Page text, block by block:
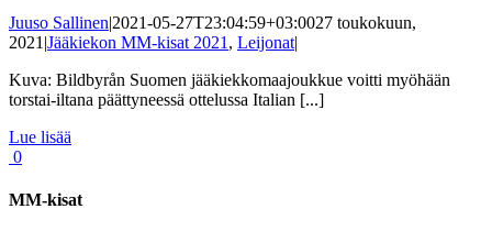
Juuso Sallinen|2021-05-27T23:04:59+03:0027 toukokuun,
2021 |Jääkiekon MM-kisat 2021 , Leijonat|
Kuva: Bildbyrån Suomen jääkiekkomaajoukkue voitti myöhään
torstai-iltana päättyneessä ottelussa Italian [...]
Lue lisää
0
MM-kisat